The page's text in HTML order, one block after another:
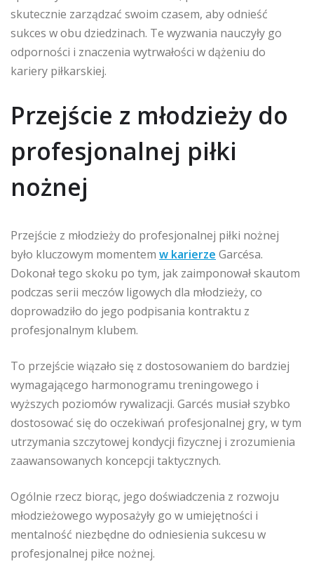
skutecznie zarządzać swoim czasem, aby odnieść
sukces w obu dziedzinach. Te wyzwania nauczyły go
odporności i znaczenia wytrwałości w dążeniu do
kariery piłkarskiej.
Przejście z młodzieży do
profesjonalnej piłki
nożnej
Przejście z młodzieży do profesjonalnej piłki nożnej
było kluczowym momentem w karierze Garcésa.
Dokonał tego skoku po tym, jak zaimponował skautom
podczas serii meczów ligowych dla młodzieży, co
doprowadziło do jego podpisania kontraktu z
profesjonalnym klubem.
To przejście wiązało się z dostosowaniem do bardziej
wymagającego harmonogramu treningowego i
wyższych poziomów rywalizacji. Garcés musiał szybko
dostosować się do oczekiwań profesjonalnej gry, w tym
utrzymania szczytowej kondycji fizycznej i zrozumienia
zaawansowanych koncepcji taktycznych.
Ogólnie rzecz biorąc, jego doświadczenia z rozwoju
młodzieżowego wyposażyły go w umiejętności i
mentalność niezbędne do odniesienia sukcesu w
profesjonalnej piłce nożnej.